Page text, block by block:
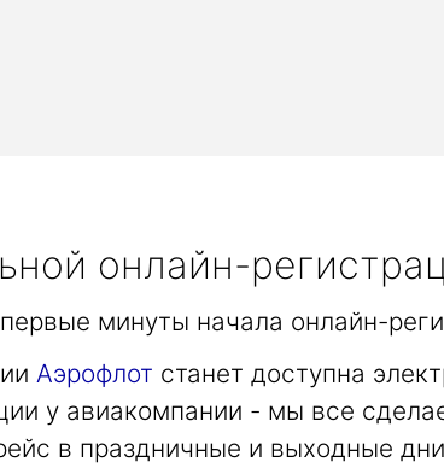
онлайн-
минуты начала онлайн-
Аэрофлот станет доступна
у авиакомпании - мы все
в праздничные и выходные дни